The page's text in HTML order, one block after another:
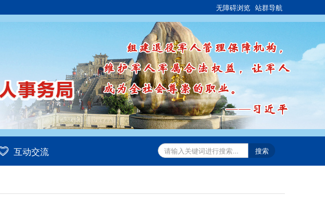
无障碍浏览 站群导航
互动交流 搜索